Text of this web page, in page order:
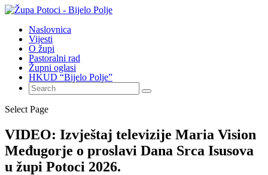
Naslovnica
Vijesti
O župi
Pastoralni rad
Župni oglasi
HKUD “Bijelo Polje”
Select Page
VIDEO: Izvještaj televizije Maria Vision
Međugorje o proslavi Dana Srca Isusova
u župi Potoci 2026.